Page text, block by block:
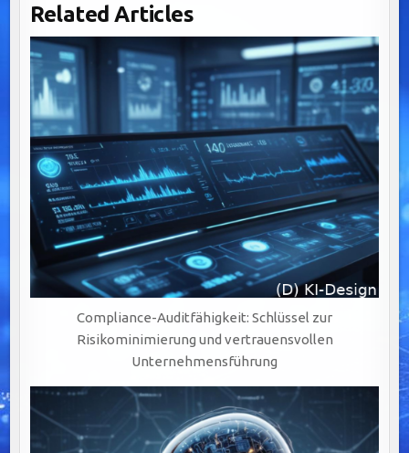
Related Articles
Compliance-Auditfähigkeit: Schlüssel zur
Risikominimierung und vertrauensvollen
Unternehmensführung